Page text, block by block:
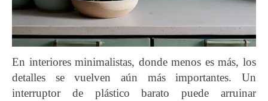
En interiores minimalistas, donde menos es más, los
detalles se vuelven aún más importantes. Un
interruptor de plástico barato puede arruinar